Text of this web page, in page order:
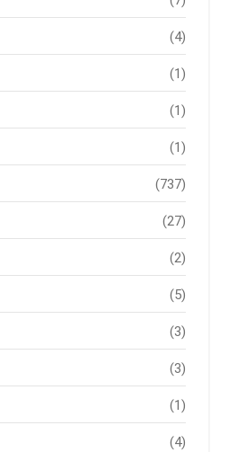
(4)
(1)
(1)
(1)
(737)
(27)
(2)
(5)
(3)
(3)
(1)
(4)